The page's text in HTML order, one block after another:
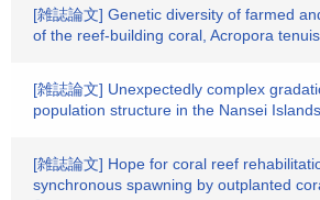
[雑誌論文] Genetic diversity of farmed
of the reef-building coral, Acropora tenuis
[雑誌論文] Unexpectedly complex
population structure in the Nansei
[雑誌論文] Hope for coral reef
synchronous spawning by outplanted